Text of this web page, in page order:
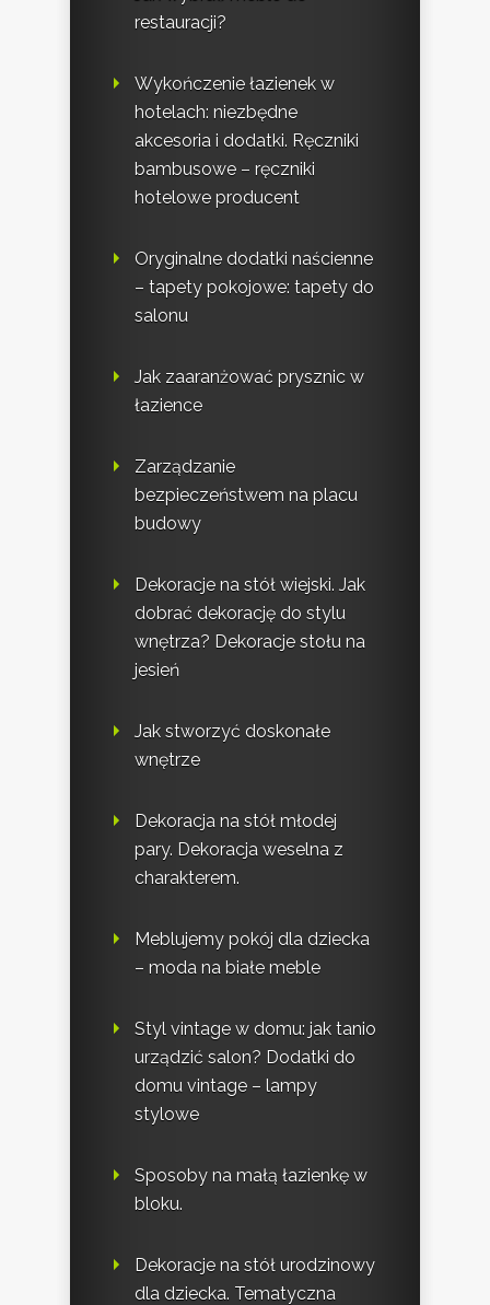
restauracji?
Wykończenie łazienek w
hotelach: niezbędne
akcesoria i dodatki. Ręczniki
bambusowe – ręczniki
hotelowe producent
Oryginalne dodatki naścienne
– tapety pokojowe: tapety do
salonu
Jak zaaranżować prysznic w
łazience
Zarządzanie
bezpieczeństwem na placu
budowy
Dekoracje na stół wiejski. Jak
dobrać dekorację do stylu
wnętrza? Dekoracje stołu na
jesień
Jak stworzyć doskonałe
wnętrze
Dekoracja na stół młodej
pary. Dekoracja weselna z
charakterem.
Meblujemy pokój dla dziecka
– moda na białe meble
Styl vintage w domu: jak tanio
urządzić salon? Dodatki do
domu vintage – lampy
stylowe
Sposoby na małą łazienkę w
bloku.
Dekoracje na stół urodzinowy
dla dziecka. Tematyczna